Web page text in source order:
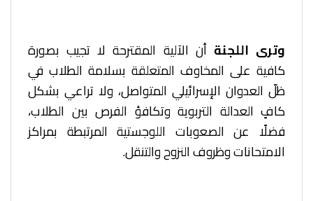
وترى اللجنة أن الآلية المقترحة لا تجيب بصورة
كافية على المخاوف المتعلقة بسلامة الطلاب في
ظلّ العدوان الإسرائيلي المتواصل، ولا تراعي بشكل
كافٍ العدالة التربوية وتكافؤ الفرص بين الطلاب،
فضلًا عن الصعوبات اللوجستية المرتبطة بمراكز
الامتحانات وظروف النزوح والتنقل.